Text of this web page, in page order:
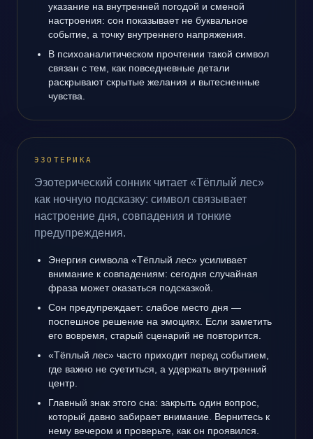
указание на внутренней погодой и сменой
настроения: сон показывает не буквальное
событие, а точку внутреннего напряжения.
В психоаналитическом прочтении такой символ
связан с тем, как повседневные детали
раскрывают скрытые желания и вытесненные
чувства.
ЭЗОТЕРИКА
Эзотерический сонник читает «Тёплый лес»
как ночную подсказку: символ связывает
настроение дня, совпадения и тонкие
предупреждения.
Энергия символа «Тёплый лес» усиливает
внимание к совпадениям: сегодня случайная
фраза может оказаться подсказкой.
Сон предупреждает: слабое место дня —
поспешное решение на эмоциях. Если заметить
его вовремя, старый сценарий не повторится.
«Тёплый лес» часто приходит перед событием,
где важно не суетиться, а удержать внутренний
центр.
Главный знак этого сна: закрыть один вопрос,
который давно забирает внимание. Вернитесь к
нему вечером и проверьте, как он проявился.